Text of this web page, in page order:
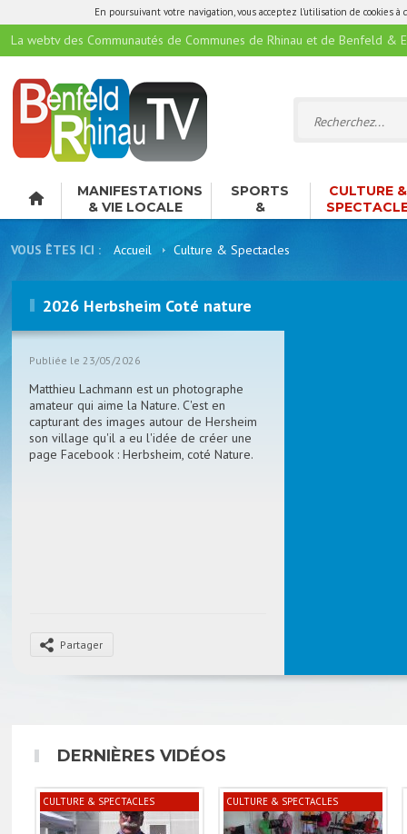
En poursuivant votre navigation, vous acceptez l'utilisation de cookies
La webtv des Communautés de Communes de Rhinau et de Benfeld &
MANIFESTATIONS
& VIE LOCALE
SPORTS
&
LOISIRS
CULTURE &
VOUS ÊTES ICI : Accueil Culture & Spectacles
2026 Herbsheim Coté nature
Publiée le 23/05/2026
Matthieu Lachmann est un photographe
amateur qui aime la Nature. C'est en
capturant des images autour de Hersheim
son village qu'il a eu l'idée de créer une
page Facebook : Herbsheim, coté Nature.
Partager
DERNIÈRES VIDÉOS
CULTURE & SPECTACLES CULTURE & SPECTACLES